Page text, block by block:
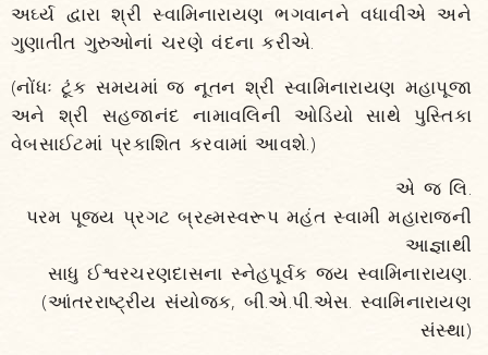
અર્ઘ્ય દ્વારા શ્રી સ્વામિનારાયણ ભગવાનને વધાવીએ અને
ગુણાતીત ગુરુઓનાં ચરણે વંદના કરીએ.
(નોંધઃ ટૂંક સમયમાં જ નૂતન શ્રી સ્વામિનારાયણ મહાપૂજા
અને શ્રી સહજાનંદ નામાવલિની ઓડિયો સાથે પુસ્તિકા
વેબસાઈટમાં પ્રકાશિત કરવામાં આવશે.)
એ જ લિ.
પરમ પૂજ્ય પ્રગટ બ્રહ્મસ્વરૂપ મહંત સ્વામી મહારાજની
આજ્ઞાથી
સાધુ ઈશ્વરચરણદાસના સ્નેહપૂર્વક જય સ્વામિનારાયણ.
(આંતરરાષ્ટ્રીય સંયોજક, બી.એ.પી.એસ. સ્વામિનારાયણ
સંસ્થા)